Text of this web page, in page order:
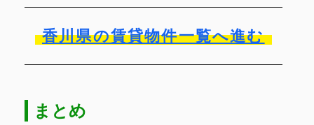
香川県の賃貸物件一覧へ進む
まとめ